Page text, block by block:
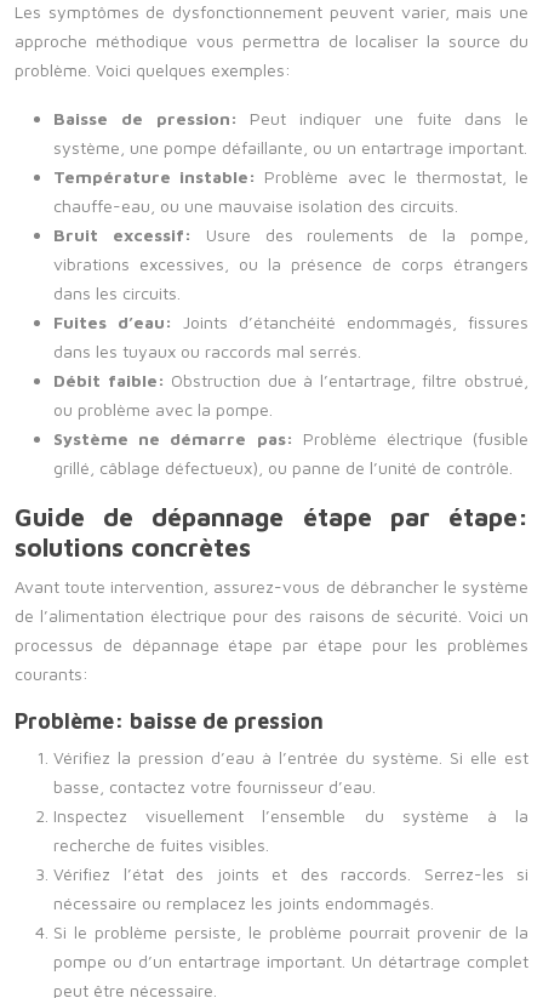
Les symptômes de dysfonctionnement peuvent varier, mais une
approche méthodique vous permettra de localiser la source du
problème. Voici quelques exemples:
Baisse de pression: Peut indiquer une fuite dans le
système, une pompe défaillante, ou un entartrage important.
Température instable: Problème avec le thermostat, le
chauffe-eau, ou une mauvaise isolation des circuits.
Bruit excessif: Usure des roulements de la pompe,
vibrations excessives, ou la présence de corps étrangers
dans les circuits.
Fuites d’eau:
Joints d’étanchéité endommagés, fissures
dans les tuyaux ou raccords mal serrés.
Débit faible: Obstruction due à l’entartrage, filtre obstrué,
ou problème avec la pompe.
Système ne démarre pas: Problème électrique (fusible
grillé, câblage défectueux), ou panne de l’unité de contrôle.
Guide de dépannage étape par étape:
solutions concrètes
Avant toute intervention, assurez-vous de débrancher le système
de l’alimentation électrique pour des raisons de sécurité. Voici un
processus de dépannage étape par étape pour les problèmes
courants:
Problème: baisse de pression
Vérifiez la pression d’eau à l’entrée du système. Si elle est
basse, contactez votre fournisseur d’eau.
Inspectez visuellement l’ensemble du système à la
recherche de fuites visibles.
Vérifiez l’état des joints et des raccords. Serrez-les si
nécessaire ou remplacez les joints endommagés.
Si le problème persiste, le problème pourrait provenir de la
pompe ou d’un entartrage important. Un détartrage complet
peut être nécessaire.